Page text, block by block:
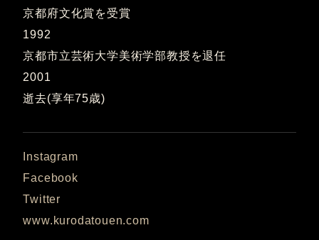
京都府文化賞を受賞
1992
京都市立芸術大学美術学部教授を退任
2001
逝去(享年75歳)
Instagram
Facebook
Twitter
www.kurodatouen.com